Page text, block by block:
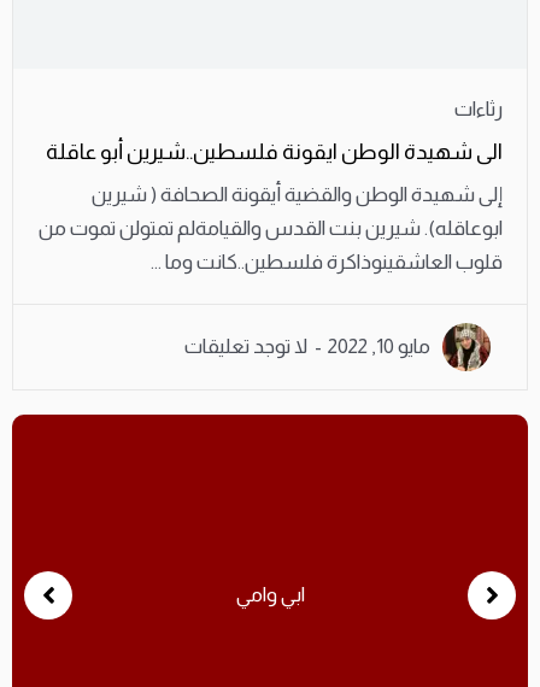
رثاءات
الى شهيدة الوطن ايقونة فلسطين..شيرين أبو عاقلة
إلى شهيدة الوطن والقضية أيقونة الصحافة ( شيرين
ابوعاقله). شيرين بنت القدس والقيامةلم تمتولن تموت من
قلوب العاشقينوذاكرة فلسطين..كانت وما ...
مايو 10, 2022 لا توجد تعليقات
الشعر الوطني السياسيي